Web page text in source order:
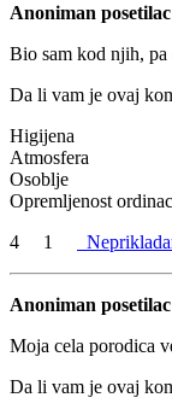
Anoniman posetilac
Bio sam kod njih, pa
Da li vam je ovaj
Higijena
Atmosfera
Osoblje
Opremljenost
4
1
Anoniman posetilac
Moja cela porodica
Da li vam je ovaj